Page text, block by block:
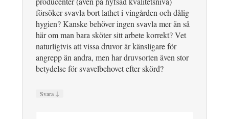
försöker svavla bort lathet i vingården och dålig
hygien? Kanske behöver ingen svavla mer än så
här om man bara sköter sitt arbete korrekt? Vet
naturligtvis att vissa druvor är känsligare för
angrepp än andra, men har druvsorten även stor
betydelse för svavelbehovet efter skörd?
Svara ↓